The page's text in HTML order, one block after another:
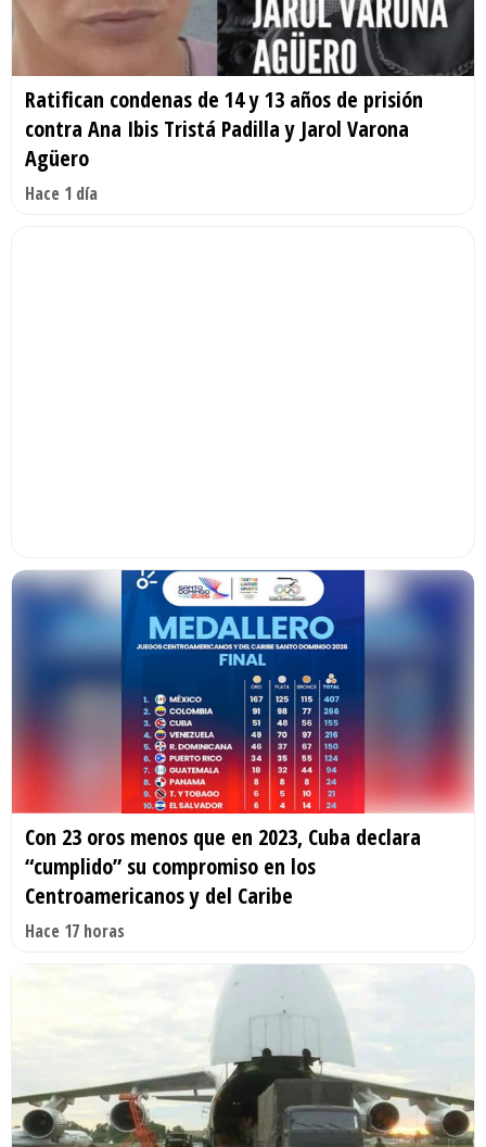
Ratifican condenas de 14 y 13 años de prisión
contra Ana Ibis Tristá Padilla y Jarol Varona
Agüero
Hace 1 día
Con 23 oros menos que en 2023, Cuba declara
“cumplido” su compromiso en los
Centroamericanos y del Caribe
Hace 17 horas